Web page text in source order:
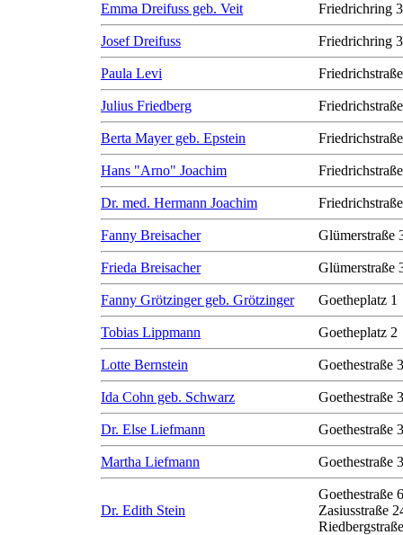
Emma Dreifuss geb. Veit Friedrichring
Josef Dreifuss Friedrichring
Paula Levi
Julius Friedberg
Berta Mayer geb. Epstein
Hans "Arno" Joachim
Dr. med. Hermann Joachim
Fanny Breisacher Glümerstraße
Frieda Breisacher Glümerstraße
Fanny Grötzinger geb. Grötzinger Goetheplatz 1
Tobias Lippmann Goetheplatz 2
Lotte Bernstein Goethestraße 3
Ida Cohn geb. Schwarz Goethestraße 3
Dr. Else Liefmann Goethestraße
Martha Liefmann Goethestraße
Dr. Edith Stein
Goethestraße
Zasiusstraße